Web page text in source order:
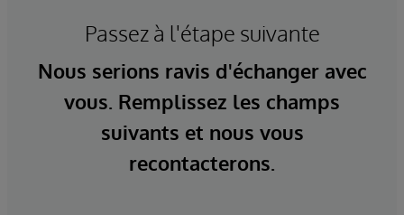
Passez à l'étape suivante
Nous serions ravis d'échanger avec
vous. Remplissez les champs
suivants et nous vous
recontacterons.